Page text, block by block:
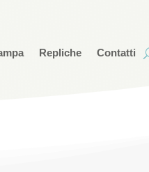
Repliche Contatti